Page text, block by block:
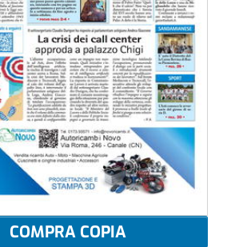
COMPRA COPIA